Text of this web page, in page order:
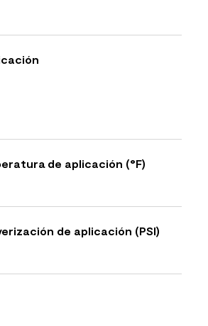
de aplicación (°F)
de aplicación (PSI)